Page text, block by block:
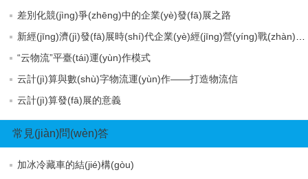
差別化競(jìng)爭(zhēng)中的企業(yè)發(fā)展之路
“云物流”平臺(tái)運(yùn)作模式
云計(jì)算與數(shù)字物流運(yùn)作——打造物流信
云計(jì)算發(fā)展的意義
常見(jiàn)問(wèn)答
加冰冷藏車的結(jié)構(gòu)